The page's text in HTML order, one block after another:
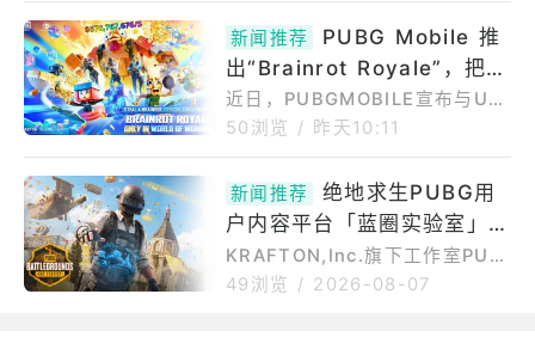
的SurvivalStage，最终在8月1
4日至16日上演三天总决赛。从
分组
曾名为《绝地求生》（PlayerUn
known&#39;sBattleground
s）的游戏才刚刚起步。随着《绝
地求生》开发商Krafton打造名
为《绝地求生：游乐场》（PUB
G:Playgrounds）的世界创作引
擎，他们发起了一项竞赛，将向
在《绝地求生》中创作内容的
新闻推荐
PUBG Mobile 推
出“Brainrot Royale”，把梗
文化搬进 World of Wonde
r
近日，PUBGMOBILE宣布与UG
C游戏工作室DoBigStudios合
ainrotRoyale”。这次联动的核
心，不再只是传统意义上的枪战
对抗，而是把近几年在互联网上
爆红的“Brainrot”梗文化、角色
收藏和轻度策略玩法，融合进PU
50浏览 / 昨天10:11
新闻推荐
绝地求生PUBG用
户内容平台「蓝圈实验室」将
登场官方推出总奖金95,000
美金模组创作大赛
KRAFTON,Inc.旗下工作室PUB
GSTUDIOS将于《绝地求生》中
49浏览 / 2026-08-07